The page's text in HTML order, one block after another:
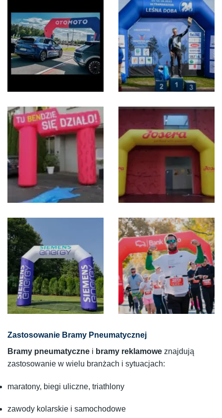
Zastosowanie Bramy Pneumatycznej
Bramy pneumatyczne i bramy reklamowe znajdują
zastosowanie w wielu branżach i sytuacjach:
maratony, biegi uliczne, triathlony
zawody kolarskie i samochodowe